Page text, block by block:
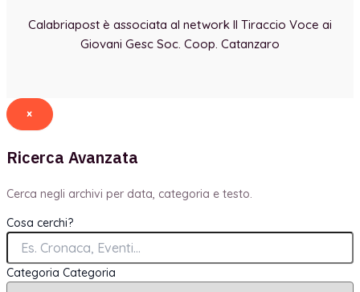
Calabriapost è associata al network Il Tiraccio Voce ai
Giovani Gesc Soc. Coop. Catanzaro
×
Ricerca Avanzata
Cerca negli archivi per data, categoria e testo.
Cosa cerchi?
Categoria Categoria